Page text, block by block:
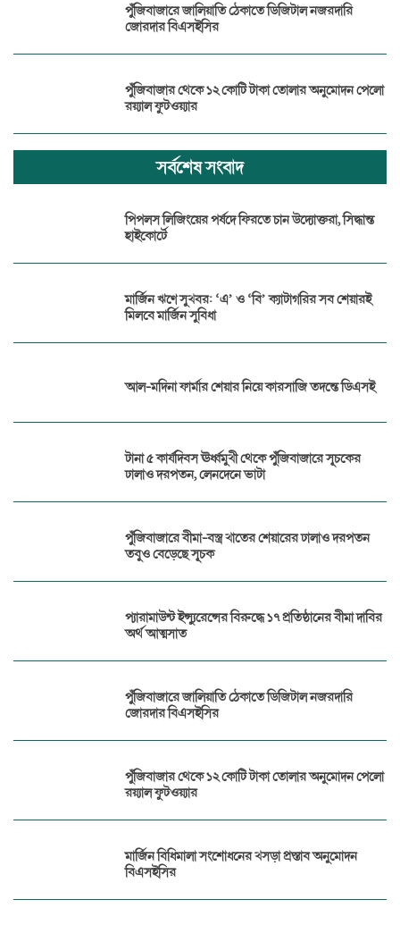
পুঁজিবাজারে জালিয়াতি ঠেকাতে ডিজিটাল নজরদারি
জোরদার বিএসইসির
পুঁজিবাজার থেকে ১২ কোটি টাকা তোলার অনুমোদন পেলো
রয়্যাল ফুটওয়্যার
সর্বশেষ সংবাদ
পিপলস লিজিংয়ের পর্ষদে ফিরতে চান উদ্যোক্তরা, সিদ্ধান্ত
হাইকোর্টে
মার্জিন ঋণে সুখবর: ‘এ’ ও ‘বি’ ক্যাটাগরির সব শেয়ারই
মিলবে মার্জিন সুবিধা
আল-মদিনা ফার্মার শেয়ার নিয়ে কারসাজি তদন্তে ডিএসই
টানা ৫ কার্যদিবস ঊর্ধ্বমুখী থেকে পুঁজিবাজারে সূচকের
ঢালাও দরপতন, লেনদেনে ভাটা
পুঁজিবাজারে বীমা-বস্ত্র খাতের শেয়ারের ঢালাও দরপতন
তবুও বেড়েছে সূচক
প্যারামাউন্ট ইন্স্যুরেন্সের বিরুদ্ধে ১৭ প্রতিষ্ঠানের বীমা দাবির
অর্থ আত্মসাত
পুঁজিবাজারে জালিয়াতি ঠেকাতে ডিজিটাল নজরদারি
জোরদার বিএসইসির
পুঁজিবাজার থেকে ১২ কোটি টাকা তোলার অনুমোদন পেলো
রয়্যাল ফুটওয়্যার
মার্জিন বিধিমালা সংশোধনের খসড়া প্রস্তাব অনুমোদন
বিএসইসির